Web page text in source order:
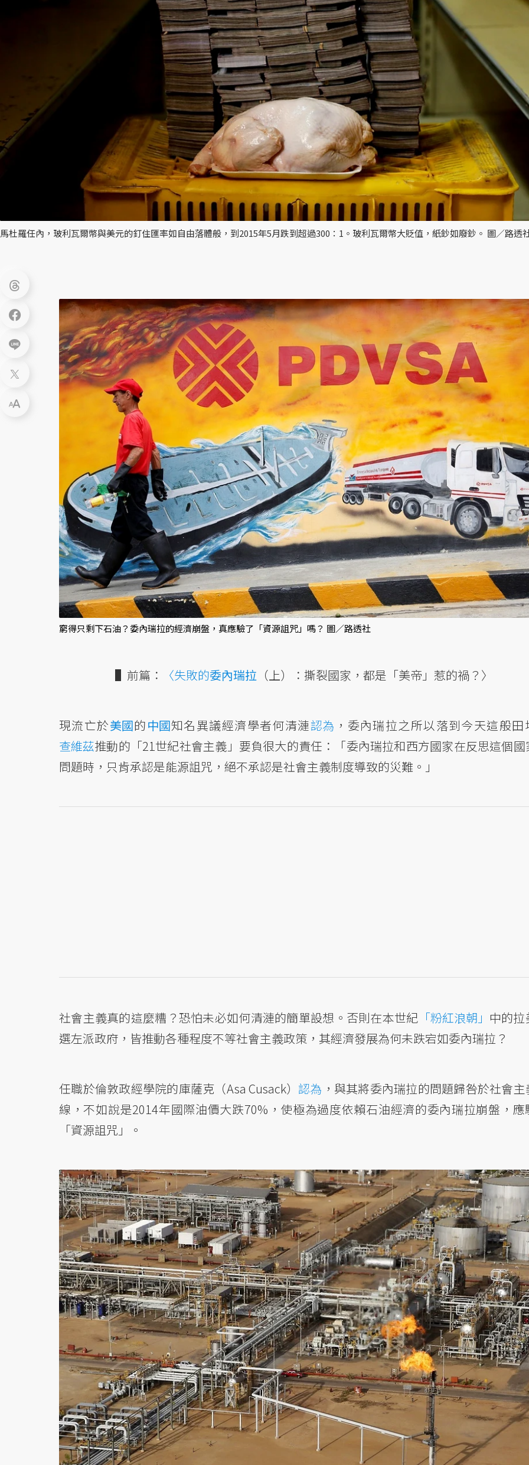
馬杜羅任內，玻利瓦爾幣與美元的釘住匯率如自由落體般，到2015年5月跌到超過300：1。玻利瓦爾幣大貶值，紙鈔如廢鈔。 圖／路透
窮得只剩下石油？委內瑞拉的經濟崩盤，真應驗了「資源詛咒」嗎？ 圖／路透社
▌前篇： 〈失敗的委內瑞拉 （上）：撕裂國家，都是「美帝」惹的禍？〉
現流亡於美國的中國知名異議經濟學者何清漣認為 ，委內瑞拉之所以落到今天這般田
查維茲推動的「21世紀社會主義」要負很大的責任：「委內瑞拉和西方國家在反思這個國
問題時，只肯承認是能源詛咒，絕不承認是社會主義制度導致的災難。」
社會主義真的這麼糟？恐怕未必如何清漣的簡單設想。否則在本世紀 「粉紅浪朝」 中的拉
選左派政府，皆推動各種程度不等社會主義政策，其經濟發展為何未跌宕如委內瑞拉？
任職於倫敦政經學院的庫薩克（Asa Cusack） 認為 ，與其將委內瑞拉的問題歸咎於社會
線，不如說是2014年國際油價大跌70%，使極為過度依賴石油經濟的委內瑞拉崩盤，應
「資源詛咒」。